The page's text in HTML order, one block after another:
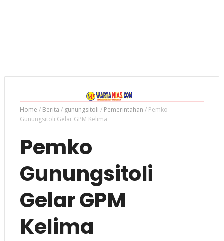
Home / Berita / gunungsitoli / Pemerintahan / Pemko
Gunungsitoli Gelar GPM Kelima
Pemko
Gunungsitoli
Gelar GPM
Kelima